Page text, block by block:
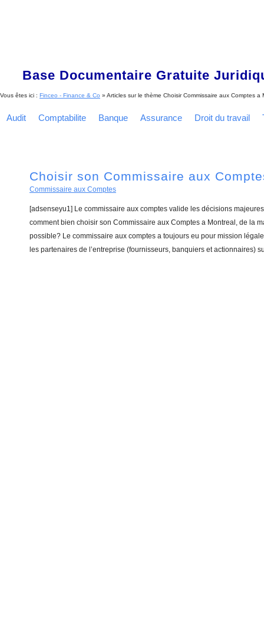
Base Documentaire Gratuite
Vous êtes ici : Finceo - Finance & Co » Articles sur le thème Choisir Commissaire aux Comptes a
Audit Comptabilite Banque Assurance Droit du travail
Choisir son Commissaire aux
Commissaire aux Comptes
[adsenseyu1] Le commissaire aux comptes valide les décisions
comment bien choisir son Commissaire aux Comptes a Montreal, de la
possible? Le commissaire aux comptes a toujours eu pour mission
les partenaires de l’entreprise (fournisseurs, banquiers et actionnaires)